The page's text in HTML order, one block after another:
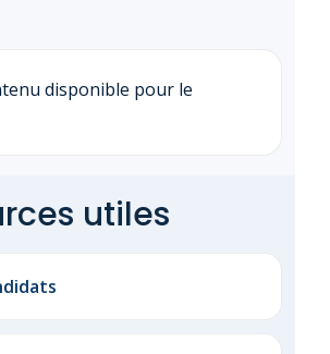
disponible pour le
utiles